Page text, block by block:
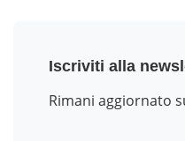
Iscriviti alla
Rimani aggiornato